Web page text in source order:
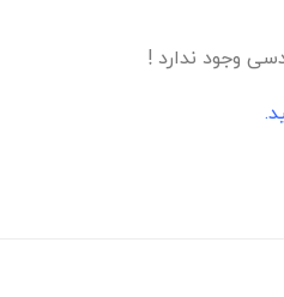
وجود ندارد !